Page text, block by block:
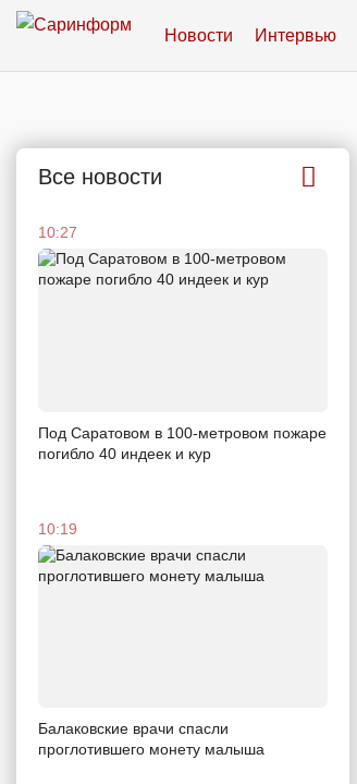
Новости Интервью
Все новости
10:27
Под Саратовом в 100-метровом пожаре
погибло 40 индеек и кур
10:19
Балаковские врачи спасли
проглотившего монету малыша